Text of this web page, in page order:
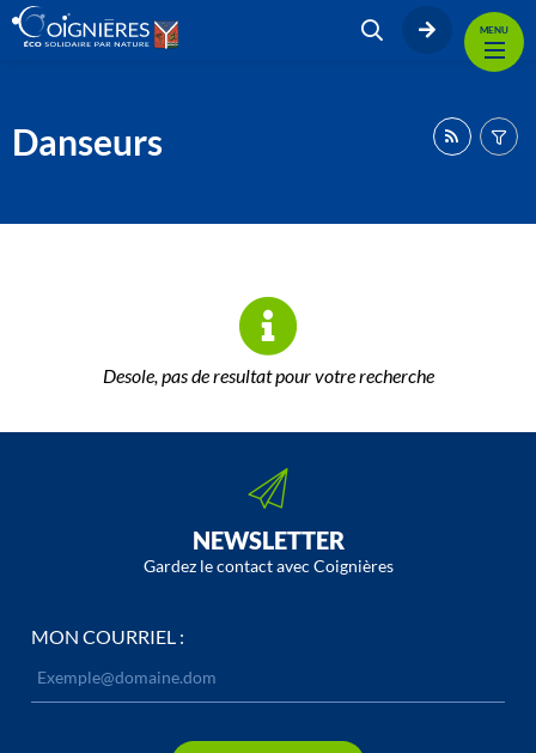
MENU
Danseurs
Desole, pas de resultat pour votre recherche
NEWSLETTER
Gardez le contact avec Coignières
MON COURRIEL :